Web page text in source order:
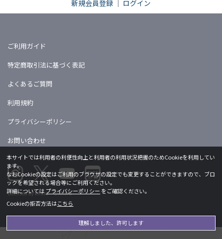
新規会員登録 ｜ ログイン
ご利用ガイド
特定商取引法に基づく表記
よくあるご質問
利用規約
プライバシーポリシー
お問い合わせ
Licensed by khara ©khara
本サイトでは利用者の利便性向上と利用者の利用状況把握のためCookieを利用してい
ます。
なおCookieの設定はご利用のブラウザの設定でも変更することができますので、ブロ
ックを希望される場合等にご利用ください。
詳細についてはプライバシーポリシー をご確認ください。
Cookieの拒否方法はこちら
理解しました、許可します